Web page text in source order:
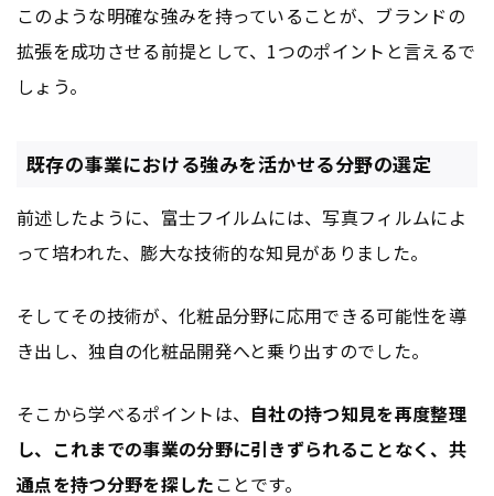
このような明確な強みを持っていることが、ブランドの
拡張を成功させる前提として、1つのポイントと言えるで
しょう。
既存の事業における強みを活かせる分野の選定
前述したように、富士フイルムには、写真フィルムによ
って培われた、膨大な技術的な知見がありました。
そしてその技術が、化粧品分野に応用できる可能性を導
き出し、独自の化粧品開発へと乗り出すのでした。
そこから学べるポイントは、 自社の持つ知見を再度整理
し、これまでの事業の分野に引きずられることなく、共
通点を持つ分野を探したことです。